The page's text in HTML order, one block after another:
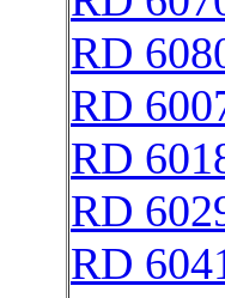
RD
RD
RD
RD
RD